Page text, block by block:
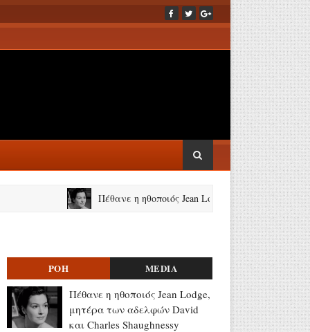
Πέθανε η ηθοποιός Jean Lodge, μητέρα των αδελφών
ΡΟΗ MEDIA
Πέθανε η ηθοποιός Jean Lodge,
μητέρα των αδελφών David
και Charles Shaughnessy